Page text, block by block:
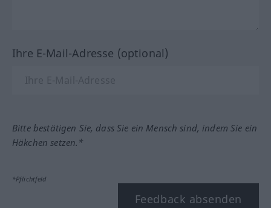
Ihre E-Mail-Adresse (optional)
Bitte bestätigen Sie, dass Sie ein Mensch sind, indem Sie ein
Häkchen setzen.*
*Pflichtfeld
Feedback absenden